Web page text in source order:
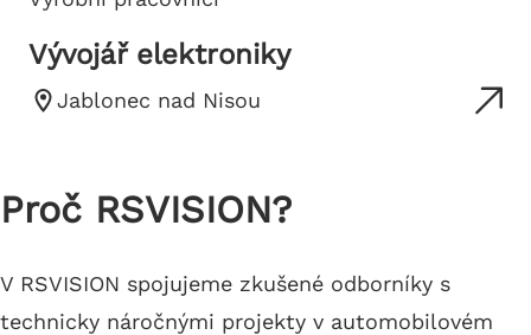
Vývojář elektroniky
Jablonec nad Nisou
Proč RSVISION?
V RSVISION spojujeme zkušené odborníky s
technicky náročnými projekty v automobilovém